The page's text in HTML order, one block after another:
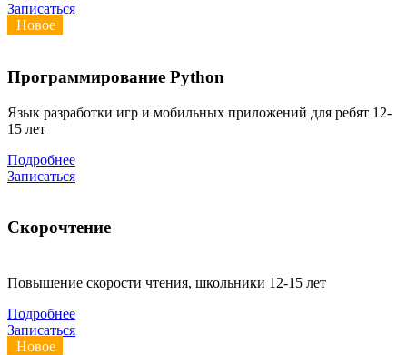
Записаться
Новое
Программирование Python
Язык разработки игр и мобильных приложений для ребят 12-
15 лет
Подробнее
Записаться
Скорочтение
Повышение скорости чтения, школьники 12-15 лет
Подробнее
Записаться
Новое